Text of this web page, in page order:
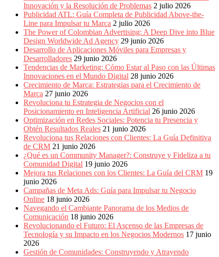
Colombia.Innovación y la Resolución de Problemas 2 julio 2026
Publicidad ATL: Guía Completa de Publicidad Above-the-
Line para Impulsar tu Marca 2 julio 2026
The Power of Colombian Advertising: A Deep Dive into Blue
Design Worldwide Ad Agency 29 junio 2026
Desarrollo de Aplicaciones Móviles para Empresas y
Desarrolladores 29 junio 2026
Tendencias de Marketing: Cómo Estar al Paso con las Últimas
Innovaciones en el Mundo Digital 28 junio 2026
Crecimiento de Marca: Estrategias para el Crecimiento de
Marca 27 junio 2026
Revoluciona tu Estrategia de Negocios con el
Posicionamiento en Inteligencia Artificial 26 junio 2026
Optimización en Redes Sociales: Potencia tu Presencia y
Obtén Resultados Reales 21 junio 2026
Revoluciona tus Relaciones con Clientes: La Guía Definitiva
de CRM 21 junio 2026
¿Qué es un Community Manager?: Construye y Fideliza a tu
Comunidad Digital 19 junio 2026
Mejora tus Relaciones con los Clientes: La Guía del CRM 19
junio 2026
Campañas de Meta Ads: Guía para Impulsar tu Negocio
Online 18 junio 2026
Navegando el Cambiante Panorama de los Medios de
Comunicación 18 junio 2026
Revolucionando el Futuro: El Ascenso de las Empresas de
Tecnología y su Impacto en los Negocios Modernos 17 junio
2026
Gestión de Comunidades: Construyendo y Atrayendo